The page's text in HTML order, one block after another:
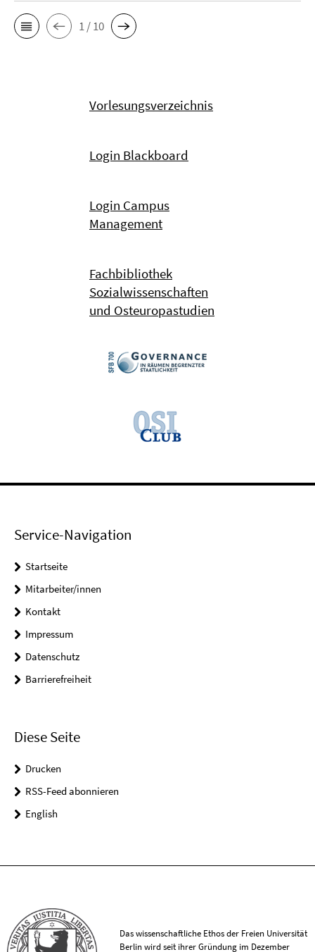
1 / 10
Vorlesungsverzeichnis
Login Blackboard
Login Campus
Management
Fachbibliothek
Sozialwissenschaften
und Osteuropastudien
Service-Navigation
Startseite
Mitarbeiter/innen
Kontakt
Impressum
Datenschutz
Barrierefreiheit
Diese Seite
Drucken
RSS-Feed abonnieren
English
Das wissenschaftliche Ethos der Freien Universität
Berlin wird seit ihrer Gründung im Dezember